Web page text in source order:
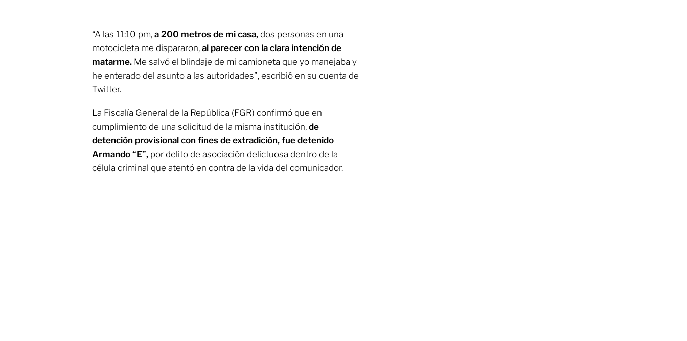
“A las 11:10 pm, a 200 metros de mi casa, dos personas en una
motocicleta me dispararon, al parecer con la clara intención de
matarme. Me salvó el blindaje de mi camioneta que yo manejaba y
he enterado del asunto a las autoridades”, escribió en su cuenta de
Twitter.
La Fiscalía General de la República (FGR) confirmó que en
cumplimiento de una solicitud de la misma institución, de
detención provisional con fines de extradición, fue detenido
Armando “E”, por delito de asociación delictuosa dentro de la
célula criminal que atentó en contra de la vida del comunicador.